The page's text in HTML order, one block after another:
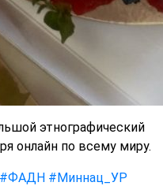
этнографический
онлайн по всему миру.
#ФАДН #Миннац_УР